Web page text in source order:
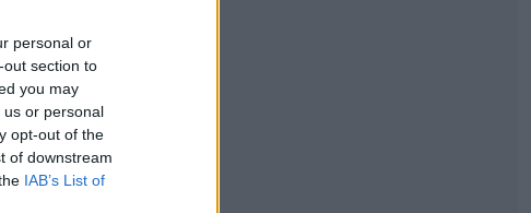
personal or
section to
you may
or personal
opt-out of the
of downstream
IAB’s List of